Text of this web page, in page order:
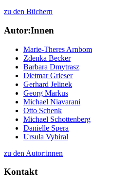
zu den Büchern
Autor:Innen
Marie-Theres Arnbom
Zdenka Becker
Barbara Dmytrasz
Dietmar Grieser
Gerhard Jelinek
Georg Markus
Michael Niavarani
Otto Schenk
Michael Schottenberg
Danielle Spera
Ursula Vybiral
zu den Autor:innen
Kontakt